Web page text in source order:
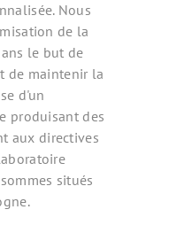
Nous
de la
le but de
de maintenir la
d'un
produisant des
aux directives
situés